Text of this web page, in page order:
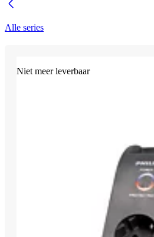
Alle series
Niet meer leverbaar